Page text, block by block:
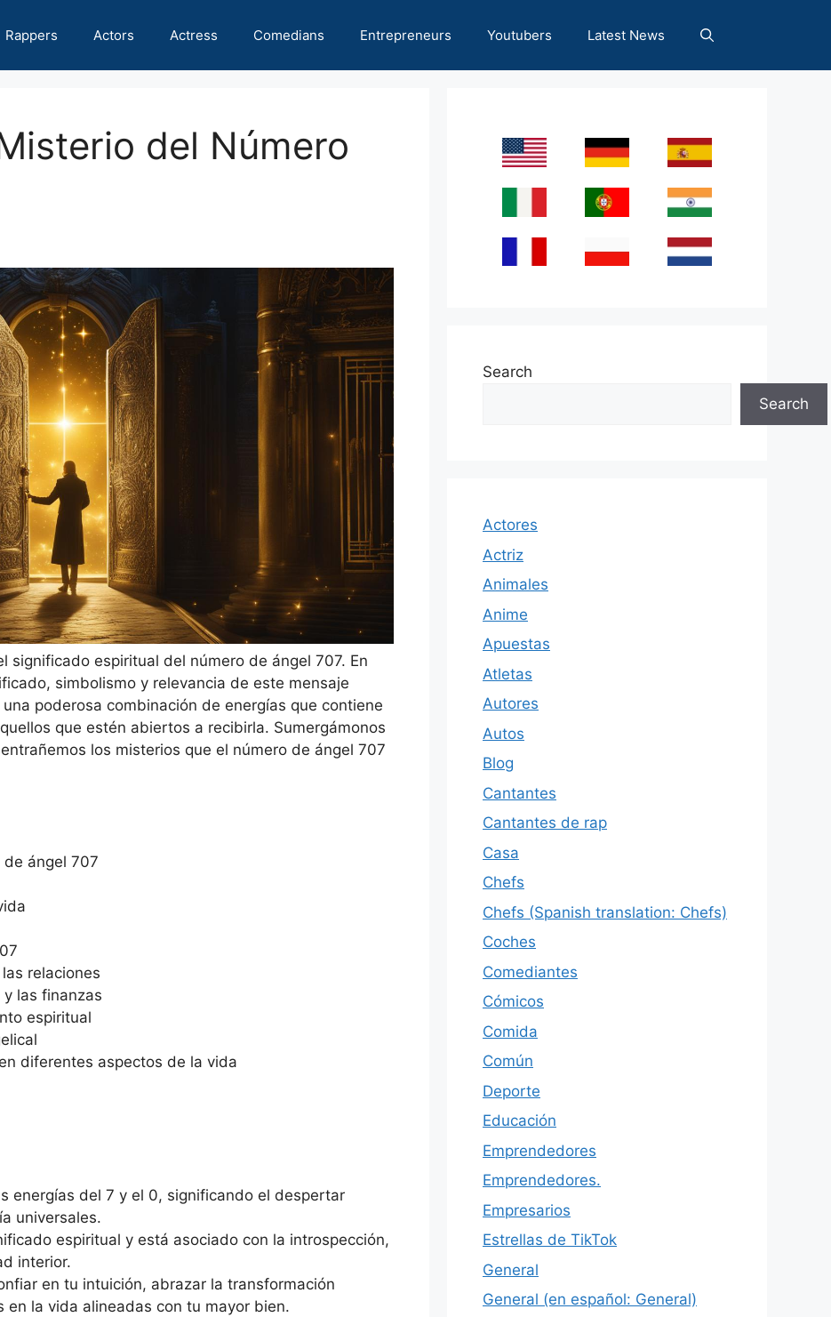
Rappers Actors Actress Comedians Entrepreneurs Youtubers Latest News
del Número
significado espiritual del número de ángel 707. En
simbolismo y relevancia de este mensaje
poderosa combinación de energías que contiene
que estén abiertos a recibirla. Sumergámonos
los misterios que el número de ángel 707
ángel 707
relaciones
las finanzas
espiritual
diferentes aspectos de la vida
energías del 7 y el 0, significando el despertar
universales.
espiritual y está asociado con la introspección,
interior.
en tu intuición, abrazar la transformación
la vida alineadas con tu mayor bien.
Search
Search
Actores
Actriz
Animales
Anime
Apuestas
Atletas
Autores
Autos
Blog
Cantantes
Cantantes de rap
Casa
Chefs
Chefs (Spanish translation: Chefs)
Coches
Comediantes
Cómicos
Comida
Común
Deporte
Educación
Emprendedores
Emprendedores.
Empresarios
Estrellas de TikTok
General
General (en español: General)